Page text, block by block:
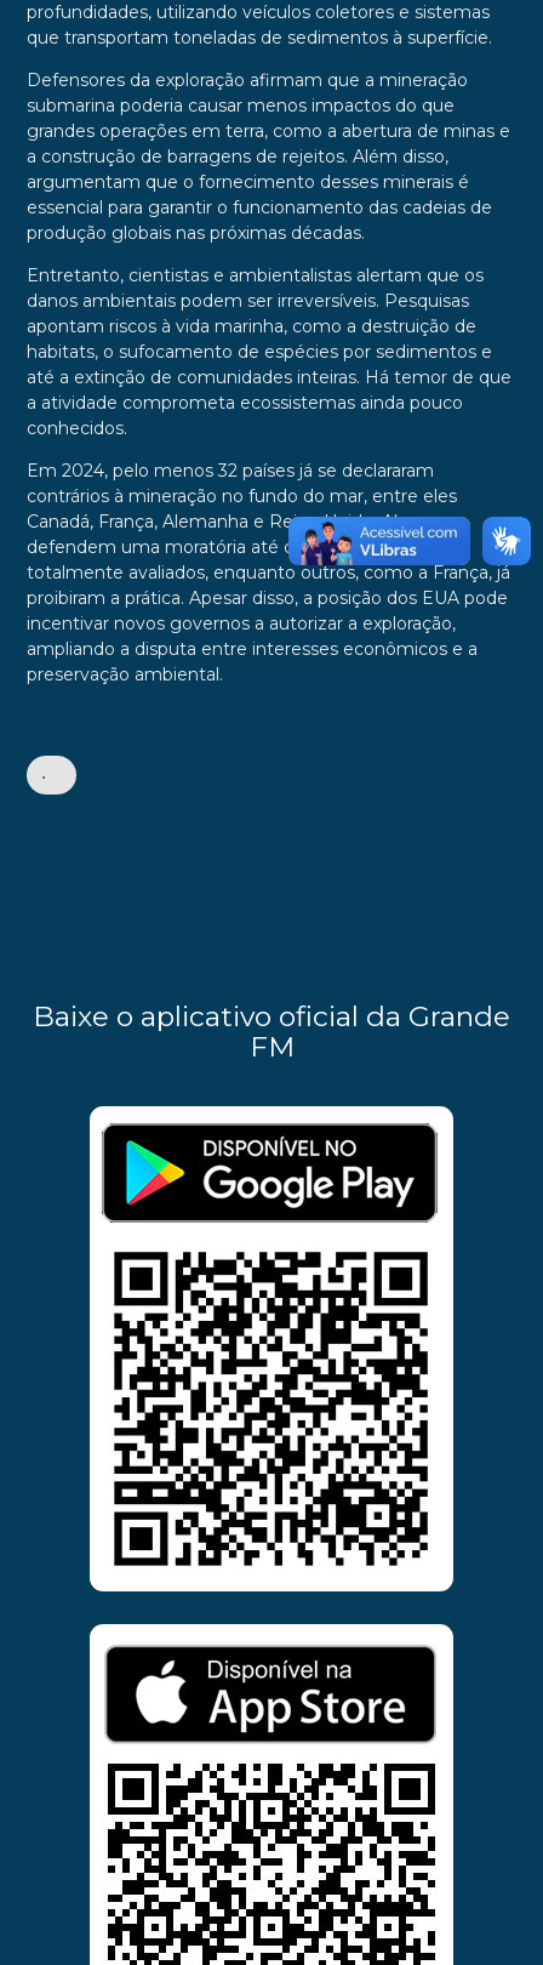
profundidades, utilizando veículos coletores e sistemas
que transportam toneladas de sedimentos à superfície.
Defensores da exploração afirmam que a mineração
submarina poderia causar menos impactos do que
grandes operações em terra, como a abertura de minas e
a construção de barragens de rejeitos. Além disso,
argumentam que o fornecimento desses minerais é
essencial para garantir o funcionamento das cadeias de
produção globais nas próximas décadas.
Entretanto, cientistas e ambientalistas alertam que os
danos ambientais podem ser irreversíveis. Pesquisas
apontam riscos à vida marinha, como a destruição de
habitats, o sufocamento de espécies por sedimentos e
até a extinção de comunidades inteiras. Há temor de que
a atividade comprometa ecossistemas ainda pouco
conhecidos.
Em 2024, pelo menos 32 países já se declararam
contrários à mineração no fundo do mar, entre eles
Canadá, França, Alemanha e Reino Unido. Alguns
defendem uma moratória até que os riscos sejam
totalmente avaliados, enquanto outros, como a França, já
proibiram a prática. Apesar disso, a posição dos EUA pode
incentivar novos governos a autorizar a exploração,
ampliando a disputa entre interesses econômicos e a
preservação ambiental.
•
Baixe o aplicativo oficial da Grande
FM